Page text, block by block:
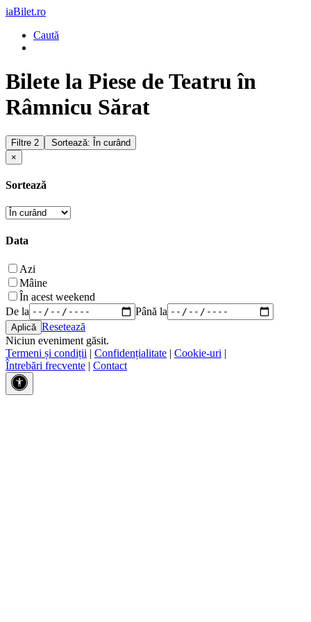
iaBilet.ro
Caută
Bilete la Piese de Teatru în
Râmnicu Sărat
Filtre 2
Sortează: În curând
×
Sortează
Data
Azi
Mâine
În acest weekend
De la
Până la
Resetează
Niciun eveniment găsit.
Termeni și condiții | Confidențialitate | Cookie-uri |
Întrebări frecvente | Contact